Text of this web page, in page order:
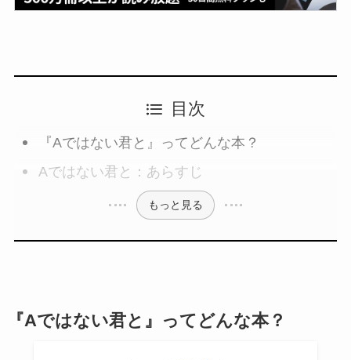
目次
『Aではない君と』ってどんな本？
Aではない君と：あらすじ
もっと見る
『Aではない君と』ってどんな本？